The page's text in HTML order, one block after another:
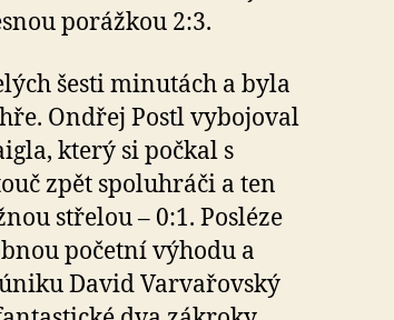
porážkou 2:3.
šesti minutách a byla
Ondřej Postl vybojoval
který si počkal s
zpět spoluhráči a ten
střelou – 0:1. Posléze
početní výhodu a
David Varvařovský